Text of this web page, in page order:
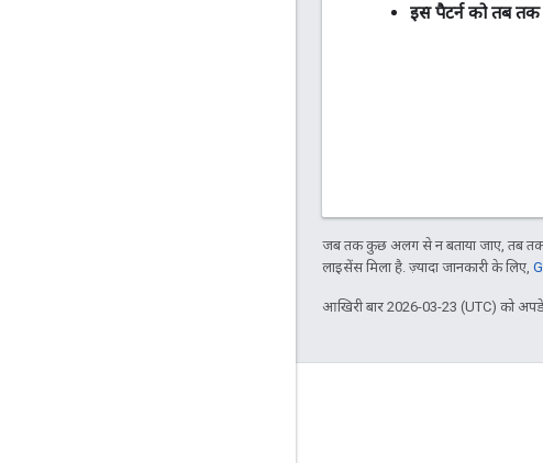
इस पैटर्न को तब
जब तक कुछ अलग से न बताया जाए, तब तक
लाइसेंस मिला है. ज़्यादा जानकारी के लिए,
आखिरी बार 2026-03-23 (UTC) को